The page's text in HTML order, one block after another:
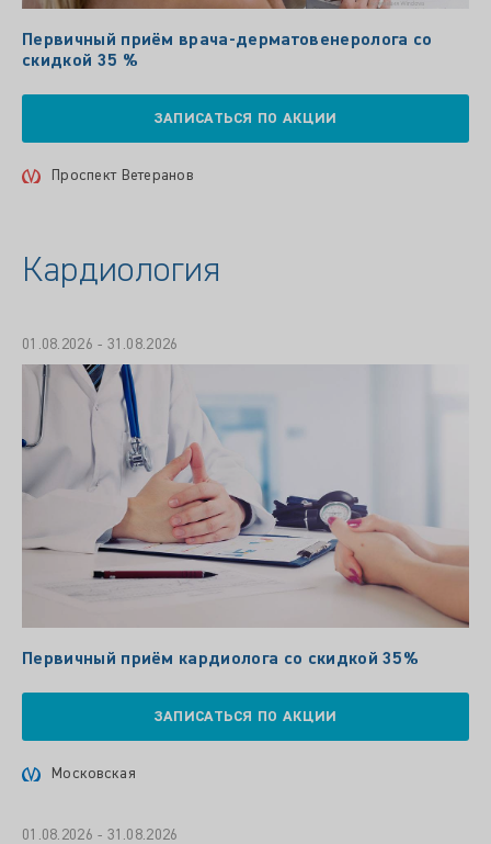
Первичный приём врача-дерматовенеролога со
скидкой 35 %
ЗАПИСАТЬСЯ ПО АКЦИИ
Проспект Ветеранов
Кардиология
01.08.2026 - 31.08.2026
Первичный приём кардиолога со скидкой 35%
ЗАПИСАТЬСЯ ПО АКЦИИ
Московская
01.08.2026 - 31.08.2026